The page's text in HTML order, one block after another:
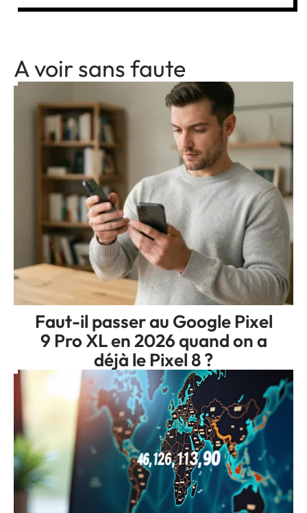
A voir sans faute
Faut-il passer au Google Pixel
9 Pro XL en 2026 quand on a
déjà le Pixel 8 ?